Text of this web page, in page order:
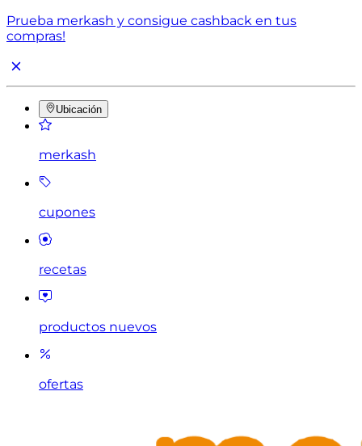
Prueba merkash y consigue cashback en tus
compras!
Ubicación
merkash
cupones
recetas
productos nuevos
ofertas